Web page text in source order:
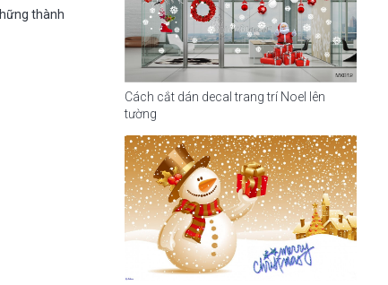
thành
Cách cắt dán decal trang trí Noel lên
tường